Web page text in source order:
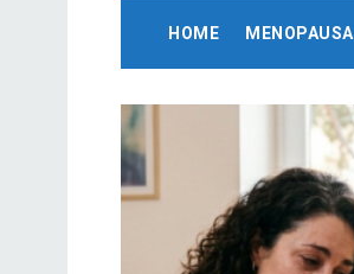
HOME MENOPAUSA